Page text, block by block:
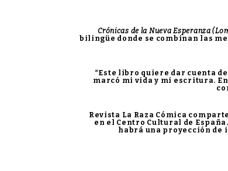
Crónicas de la Nueva Esperanza
bilingüe donde se combinan las
“Este libro quiere dar cuenta
marcó mi vida y mi escritura. En
Revista La Raza Cómica
en el Centro Cultural de
habrá una proyección de